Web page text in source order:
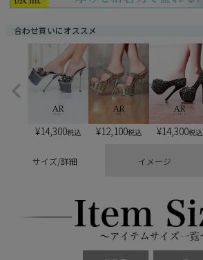
合わせ買いにオススメ
¥14,300税込 ¥12,100税込 ¥14,300税込
サイズ/詳細 イメージ